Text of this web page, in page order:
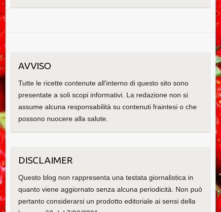
AVVISO
Tutte le ricette contenute all'interno di questo sito sono
presentate a soli scopi informativi. La redazione non si
assume alcuna responsabilità su contenuti fraintesi o che
possono nuocere alla salute.
DISCLAIMER
Questo blog non rappresenta una testata giornalistica in
quanto viene aggiornato senza alcuna periodicità. Non può
pertanto considerarsi un prodotto editoriale ai sensi della